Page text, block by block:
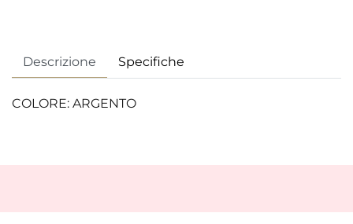
Descrizione Specifiche
COLORE: ARGENTO